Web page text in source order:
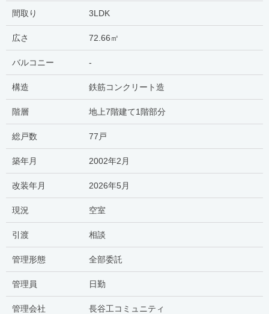
間取り 3LDK
広さ 72.66㎡
バルコニー -
構造 鉄筋コンクリート造
階層 地上7階建て1階部分
総戸数 77戸
築年月 2002年2月
改装年月 2026年5月
現況 空室
引渡 相談
管理形態 全部委託
管理員 日勤
管理会社 長谷工コミュニティ